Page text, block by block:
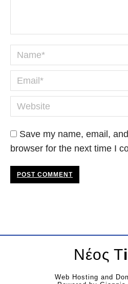
Name *
Email *
Website
Save my name, email,
browser for the next time I
POST COMMENT
Νέος Τi
Web Hosting and